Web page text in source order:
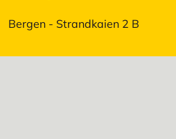
Bergen - Strandkaien 2 B